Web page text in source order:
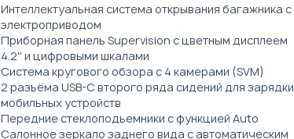
Интеллектуальная система открывания багажника c
электроприводом
Приборная панель Supervision c цветным дисплеем
4.2'' и цифровыми шкалами
Система кругового обзора с 4 камерами (SVM)
2 разъёма USB-C второго ряда сидений для зарядки
мобильных устройств
Передние стеклоподьемники c функцией Auto
Салонное зеркало заднего вида с автоматическим